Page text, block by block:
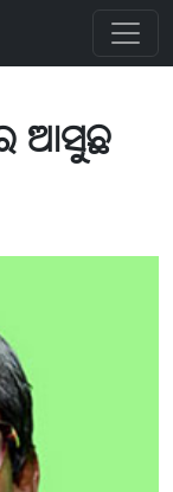
ଆସୁଛ